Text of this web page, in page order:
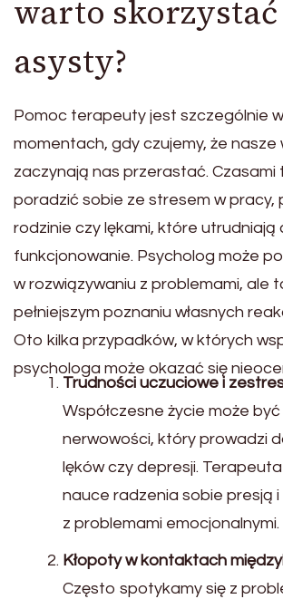
warto skorzystać
asysty?
Pomoc terapeuty jest szczególnie
momentach, gdy czujemy, że nasze
zaczynają nas przerastać. Czasami
poradzić sobie ze stresem w pracy,
rodzinie czy lękami, które utrudniają
funkcjonowanie. Psycholog może
w rozwiązywaniu z problemami, ale
pełniejszym poznaniu własnych
Oto kilka przypadków, w których
psychologa może okazać się
Trudności uczuciowe i
Współczesne życie może być
nerwowości, który prowadzi
lęków czy depresji.
nauce radzenia sobie presją i
z problemami emocjonalnymi.
Kłopoty w kontaktach
Często spotykamy się z